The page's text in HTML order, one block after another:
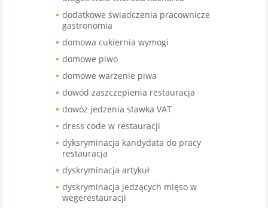
dodatkowe świadczenia pracownicze
gastronomia
domowa cukiernia wymogi
domowe piwo
domowe warzenie piwa
dowód zaszczepienia restauracja
dowóz jedzenia stawka VAT
dress code w restauracji
dyksryminacja kandydata do pracy
restauracja
dyskryminacja artykuł
dyskryminacja jedzących mięso w
wegerestauracji